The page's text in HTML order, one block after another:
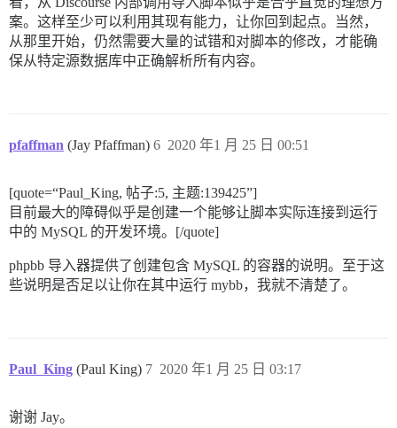
案。这样至少可以利用其现有能力，让你回到起点。当然，
从那里开始，仍然需要大量的试错和对脚本的修改，才能确
保从特定源数据库中正确解析所有内容。
pfaffman (Jay Pfaffman) 2020 年1 月 25 日 00:51
6
[quote=“Paul_King, 帖子:5, 主题:139425”]
目前最大的障碍似乎是创建一个能够让脚本实际连接到运行
中的 MySQL 的开发环境。[/quote]
phpbb 导入器提供了创建包含 MySQL 的容器的说明。至于这
些说明是否足以让你在其中运行 mybb，我就不清楚了。
Paul_King (Paul King) 2020 年1 月 25 日 03:17
7
谢谢 Jay。